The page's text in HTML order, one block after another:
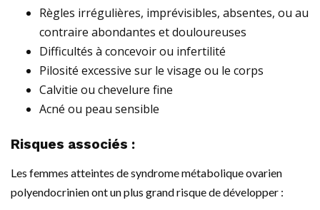
Règles irrégulières, imprévisibles, absentes, ou au
contraire abondantes et douloureuses
Difficultés à concevoir ou infertilité
Pilosité excessive sur le visage ou le corps
Calvitie ou chevelure fine
Acné ou peau sensible
Risques associés :
Les femmes atteintes de syndrome métabolique ovarien
polyendocrinien ont un plus grand risque de développer :